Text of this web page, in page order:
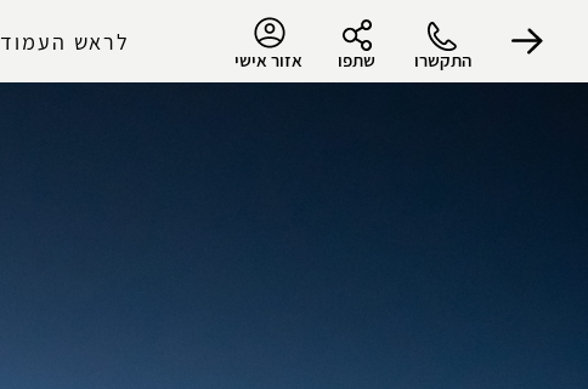
התקשרו שתפו אזור אישי
לראש העמוד